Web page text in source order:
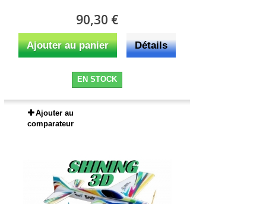
90,30 €
Ajouter au panier Détails
EN STOCK
Ajouter au
comparateur